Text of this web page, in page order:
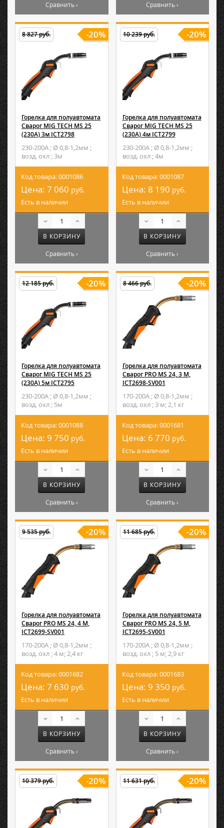
Сравнить › Сравнить ›
Горелка для полуавтомата
Сварог MIG TECH MS 25
(230А) 3м ICT2798
-20%
8 827 руб.
230-200А ; Ø 0,8-1,2мм ;
возд. охл ; 3м
Код товара: 0001086
Цена: 7 060 руб.
Есть в наличии
В КОРЗИНУ
Сравнить ›
Горелка для полуавтомата
Сварог MIG TECH MS 25
(230А) 4м ICT2799
-20%
10 239 руб.
230-200А ; Ø 0,8-1,2мм ;
возд. охл ; 4м
Код товара: 0001087
Цена: 8 190 руб.
Есть в наличии
В КОРЗИНУ
Сравнить ›
Горелка для полуавтомата
Сварог MIG TECH MS 25
(230А) 5м ICT2795
-20%
12 185 руб.
230-200А ; Ø 0,8-1,2мм ;
возд. охл ; 5м
Код товара: 0001088
Цена: 9 750 руб.
Есть в наличии
В КОРЗИНУ
Сравнить ›
Горелка для полуавтомата
Сварог PRO MS 24, 3 М,
ICT2698-SV001
-20%
8 466 руб.
170-200А ; Ø 0,8-1,2мм ;
возд. охл ; 3 м; 2,1 кг
Код товара: 0001681
Цена: 6 770 руб.
Есть в наличии
В КОРЗИНУ
Сравнить ›
Горелка для полуавтомата
Сварог PRO MS 24, 4 М,
ICT2699-SV001
-20%
9 535 руб.
170-200А ; Ø 0,8-1,2мм ;
возд. охл ; 4 м; 2,4 кг
Код товара: 0001682
Цена: 7 630 руб.
Есть в наличии
В КОРЗИНУ
Сравнить ›
Горелка для полуавтомата
Сварог PRO MS 24, 5 М,
ICT2695-SV001
-20%
11 685 руб.
170-200А ; Ø 0,8-1,2мм ;
возд. охл ; 5 м; 2,9 кг
Код товара: 0001683
Цена: 9 350 руб.
Есть в наличии
В КОРЗИНУ
Сравнить ›
-20%
10 379 руб. -20%
11 631 руб.